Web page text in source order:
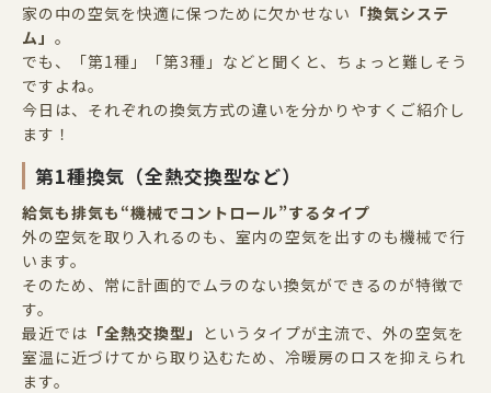
家の中の空気を快適に保つために欠かせない 「換気システ
ム」 。
でも、「第1種」「第3種」などと聞くと、ちょっと難しそう
ですよね。
今日は、それぞれの換気方式の違いを分かりやすくご紹介し
ます！
第1種換気（全熱交換型など）
給気も排気も “機械でコントロール”するタイプ
外の空気を取り入れるのも、室内の空気を出すのも機械で行
います。
そのため、常に計画的でムラのない換気ができるのが特徴で
す。
最近では 「全熱交換型」
というタイプが主流で、外の空気を
室温に近づけてから取り込むため、冷暖房のロスを抑えられ
ます。